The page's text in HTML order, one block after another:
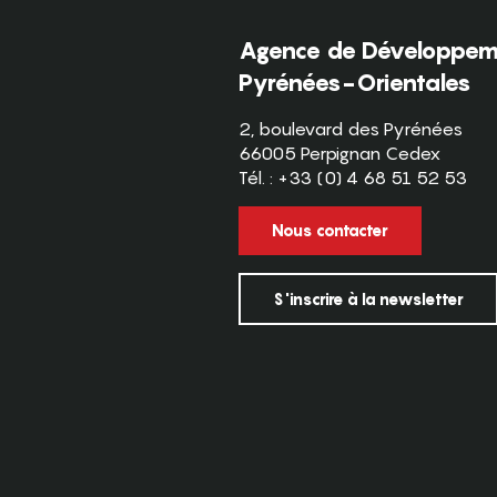
Agence de
Pyrénées-Orientales
2, boulevard des Pyrénées
66005 Perpignan Cedex
Tél. : +33 (0) 4 68 51 52 53
Nous contacter
S'inscrire à la newsletter